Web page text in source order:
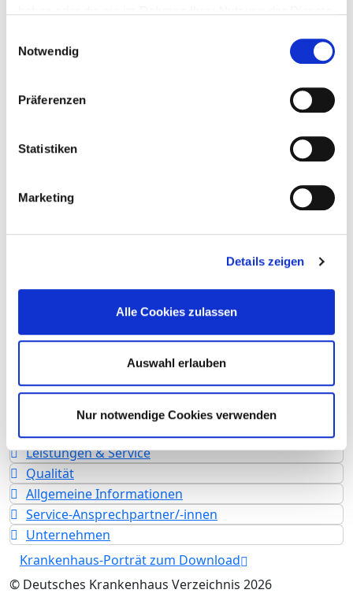
Notwendig
Präferenzen
Statistiken
Marketing
Details zeigen
Alle Cookies zulassen
Auswahl erlauben
Nur notwendige Cookies verwenden
Anfahrt
http://www.mueritz-klinikum.de
Basis-Infos
Anzahl der Fachabteilungen: 9
Akademisches Lehrkrankenhaus der
Medizinischen Fakultät der Universität
Rostock
Fachabteilungen
Leistungen & Service
Qualität
Allgemeine Informationen
Service-Ansprechpartner/-innen
Unternehmen
Krankenhaus-Porträt zum Download
© Deutsches Krankenhaus Verzeichnis 2026